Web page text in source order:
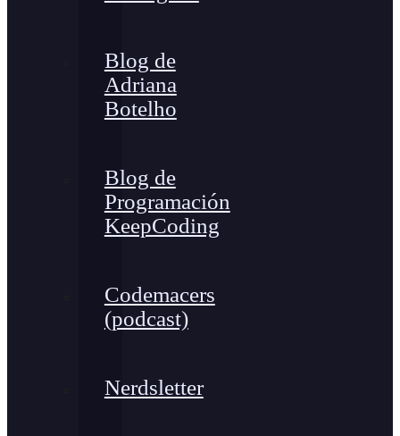
Blog de
Adriana
Botelho
Blog de
Programación
KeepCoding
Codemacers
(podcast)
Nerdsletter